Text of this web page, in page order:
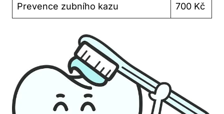
Prevence zubního kazu 700 Kč